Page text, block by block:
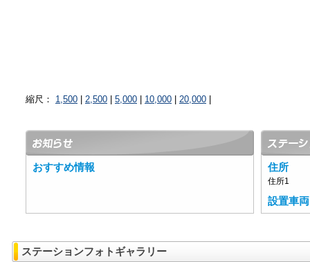
縮尺： 1,500 2,500 5,000 10,000 20,000
おすすめ情報 住所
住所1
設置車両
ステーションフォトギャラリー